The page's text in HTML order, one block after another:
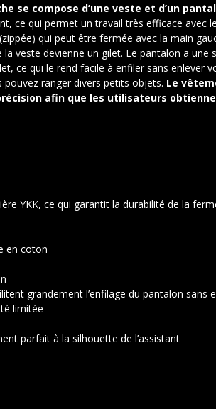
se compose d’une veste et d’un
ce qui permet un travail très efficace avec
qui peut être fermée avec la main
veste devienne un gilet. Le pantalon a une
ce qui le rend facile à enfiler sans enlever
ranger divers petits objets. Le
afin que les utilisateurs
YKK, ce qui garantit la durabilité de la
en coton
grandement l’enfilage du pantalon sans
limitée
parfait à la silhouette de l’assistant